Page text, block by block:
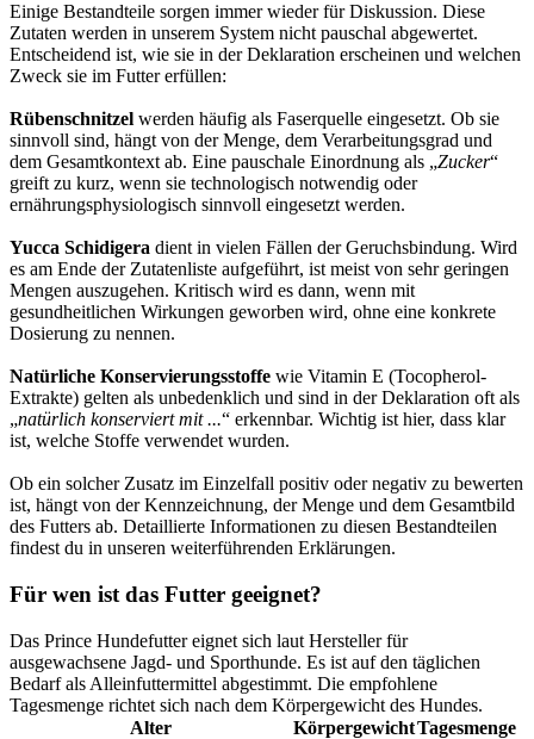
Einige Bestandteile sorgen immer wieder für Diskussion. Diese
Zutaten werden in unserem System nicht pauschal abgewertet.
Entscheidend ist, wie sie in der Deklaration erscheinen und welchen
Zweck sie im Futter erfüllen:
Rübenschnitzel werden häufig als Faserquelle eingesetzt. Ob sie
sinnvoll sind, hängt von der Menge, dem Verarbeitungsgrad und
dem Gesamtkontext ab. Eine pauschale Einordnung als „Zucker“
greift zu kurz, wenn sie technologisch notwendig oder
ernährungsphysiologisch sinnvoll eingesetzt werden.
Yucca Schidigera dient in vielen Fällen der Geruchsbindung. Wird
es am Ende der Zutatenliste aufgeführt, ist meist von sehr geringen
Mengen auszugehen. Kritisch wird es dann, wenn mit
gesundheitlichen Wirkungen geworben wird, ohne eine konkrete
Dosierung zu nennen.
Natürliche Konservierungsstoffe wie Vitamin E (Tocopherol-
Extrakte) gelten als unbedenklich und sind in der Deklaration oft als
„natürlich konserviert mit ...“ erkennbar. Wichtig ist hier, dass klar
ist, welche Stoffe verwendet wurden.
Ob ein solcher Zusatz im Einzelfall positiv oder negativ zu bewerten
ist, hängt von der Kennzeichnung, der Menge und dem Gesamtbild
des Futters ab. Detaillierte Informationen zu diesen Bestandteilen
findest du in unseren weiterführenden Erklärungen.
Für wen ist das Futter geeignet?
Das Prince Hundefutter eignet sich laut Hersteller für
ausgewachsene Jagd- und Sporthunde. Es ist auf den täglichen
Bedarf als Alleinfuttermittel abgestimmt. Die empfohlene
Tagesmenge richtet sich nach dem Körpergewicht des Hundes.
Alter
KörpergewichtTagesmenge